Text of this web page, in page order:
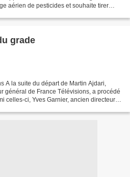
aérien de pesticides et souhaite tirer
grade
A la suite du départ de Martin Ajdari,
général de France Télévisions, a procédé
celles-ci, Yves Garnier, ancien directeur